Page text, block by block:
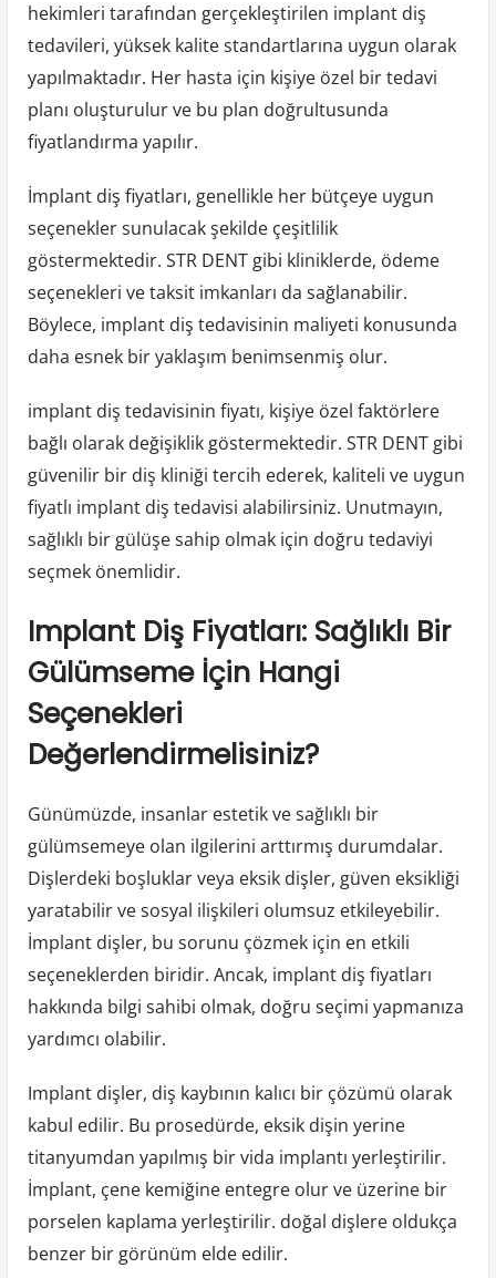
hekimleri tarafından gerçekleştirilen implant diş
tedavileri, yüksek kalite standartlarına uygun olarak
yapılmaktadır. Her hasta için kişiye özel bir tedavi
planı oluşturulur ve bu plan doğrultusunda
fiyatlandırma yapılır.
İmplant diş fiyatları, genellikle her bütçeye uygun
seçenekler sunulacak şekilde çeşitlilik
göstermektedir. STR DENT gibi kliniklerde, ödeme
seçenekleri ve taksit imkanları da sağlanabilir.
Böylece, implant diş tedavisinin maliyeti konusunda
daha esnek bir yaklaşım benimsenmiş olur.
implant diş tedavisinin fiyatı, kişiye özel faktörlere
bağlı olarak değişiklik göstermektedir. STR DENT gibi
güvenilir bir diş kliniği tercih ederek, kaliteli ve uygun
fiyatlı implant diş tedavisi alabilirsiniz. Unutmayın,
sağlıklı bir gülüşe sahip olmak için doğru tedaviyi
seçmek önemlidir.
Implant Diş Fiyatları: Sağlıklı Bir
Gülümseme İçin Hangi
Seçenekleri
Değerlendirmelisiniz?
Günümüzde, insanlar estetik ve sağlıklı bir
gülümsemeye olan ilgilerini arttırmış durumdalar.
Dişlerdeki boşluklar veya eksik dişler, güven eksikliği
yaratabilir ve sosyal ilişkileri olumsuz etkileyebilir.
İmplant dişler, bu sorunu çözmek için en etkili
seçeneklerden biridir. Ancak, implant diş fiyatları
hakkında bilgi sahibi olmak, doğru seçimi yapmanıza
yardımcı olabilir.
Implant dişler, diş kaybının kalıcı bir çözümü olarak
kabul edilir. Bu prosedürde, eksik dişin yerine
titanyumdan yapılmış bir vida implantı yerleştirilir.
İmplant, çene kemiğine entegre olur ve üzerine bir
porselen kaplama yerleştirilir. doğal dişlere oldukça
benzer bir görünüm elde edilir.